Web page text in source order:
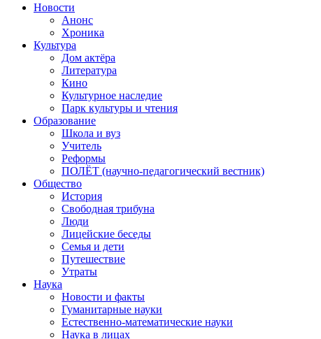
Новости
Анонс
Хроника
Культура
Дом актёра
Литература
Кино
Культурное наследие
Парк культуры и чтения
Образование
Школа и вуз
Учитель
Реформы
ПОЛЁТ (научно-педагогический вестник)
Общество
История
Свободная трибуна
Люди
Лицейские беседы
Семья и дети
Путешествие
Утраты
Наука
Новости и факты
Гуманитарные науки
Естественно-математические науки
Наука в лицах